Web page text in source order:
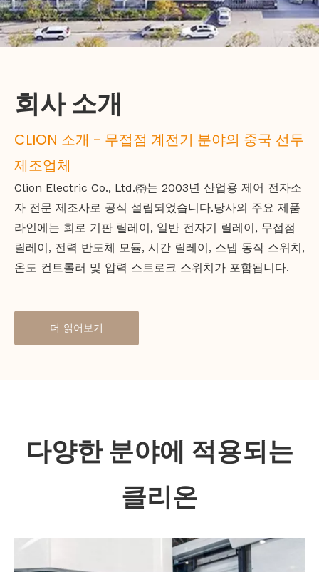
회사 소개
CLION 소개 - 무접점 계전기 분야의 중국 선두
제조업체
Clion Electric Co., Ltd.㈜는 2003년 산업용 제어 전자소
자 전문 제조사로 공식 설립되었습니다.당사의 주요 제품
라인에는 회로 기판 릴레이, 일반 전자기 릴레이, 무접점
릴레이, 전력 반도체 모듈, 시간 릴레이, 스냅 동작 스위치,
온도 컨트롤러 및 압력 스트로크 스위치가 포함됩니다.
더 읽어보기
다양한 분야에 적용되는
클리온